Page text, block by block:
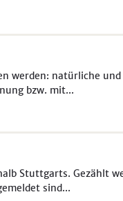
werden: natürliche
bzw. mit...
Stuttgarts. Gezählt
sind...